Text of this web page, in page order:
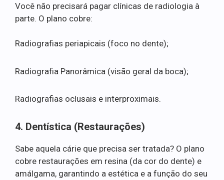
Você não precisará pagar clínicas de radiologia à
parte. O plano cobre:
Radiografias periapicais (foco no dente);
Radiografia Panorâmica (visão geral da boca);
Radiografias oclusais e interproximais.
4. Dentística (Restaurações)
Sabe aquela cárie que precisa ser tratada? O plano
cobre restaurações em resina (da cor do dente) e
amálgama, garantindo a estética e a função do seu